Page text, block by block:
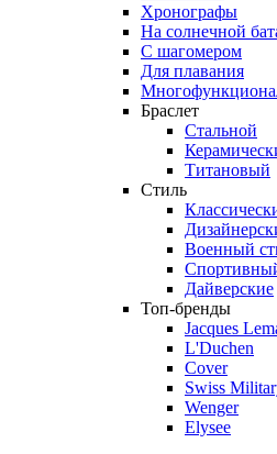
Хронографы
На солнечной
С шагомером
Для плавания
Браслет
Стальной
Титановый
Стиль
Военный
Дайверские
Топ-бренды
Jacques
L'Duchen
Cover
Swiss
Wenger
Elysee